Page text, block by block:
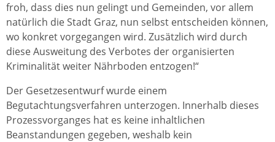
froh, dass dies nun gelingt und Gemeinden, vor allem
natürlich die Stadt Graz, nun selbst entscheiden können,
wo konkret vorgegangen wird. Zusätzlich wird durch
diese Ausweitung des Verbotes der organisierten
Kriminalität weiter Nährboden entzogen!“
Der Gesetzesentwurf wurde einem
Begutachtungsverfahren unterzogen. Innerhalb dieses
Prozessvorganges hat es keine inhaltlichen
Beanstandungen gegeben, weshalb kein